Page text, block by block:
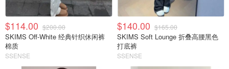
$114.00 $200.00
SKIMS Off-White 经典针织休闲裤
棉质
SSENSE
$140.00 $165.00
SKIMS Soft Lounge 折叠高腰黑色
打底裤
SSENSE